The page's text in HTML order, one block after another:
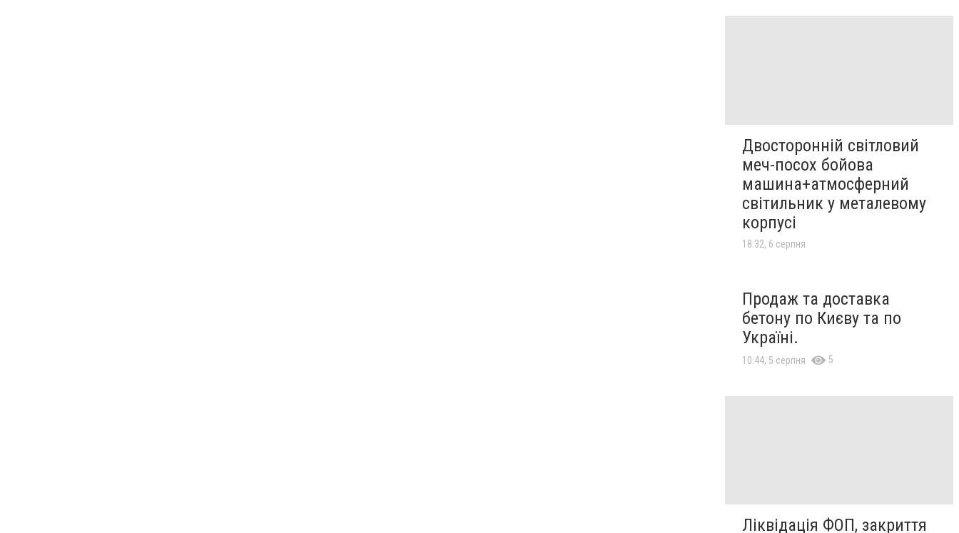
Двосторонній світловий
меч-посох бойова
машина+атмосферний
світильник у металевому
корпусі
18:32, 6 серпня
Продаж та доставка
бетону по Києву та по
Україні.
10:44, 5 серпня 5
Ліквідація ФОП, закриття